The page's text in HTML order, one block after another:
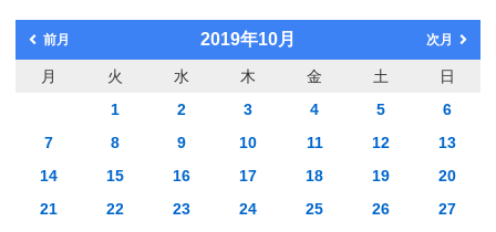
前月 2019年10月 次月
月 火 水 木 金 土
日
1
2 3 4 5
6
7
8 9 10 11 12
13
14
15 16 17 18 19
20
21
22 23 24 25 26
27